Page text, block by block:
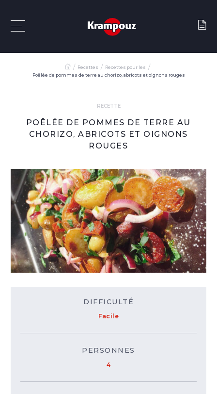
Recettes
Recettes pour les
Poêlée de pommes de terre au chorizo, abricots et oignons rouges
RECETTE
POÊLÉE DE POMMES DE TERRE AU
CHORIZO, ABRICOTS ET OIGNONS
ROUGES
DIFFICULTÉ
Facile
PERSONNES
4